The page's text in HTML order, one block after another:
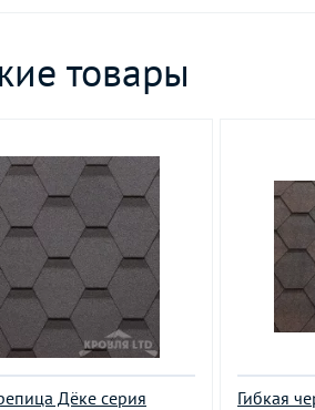
товары
Дёке серия
Гибкая